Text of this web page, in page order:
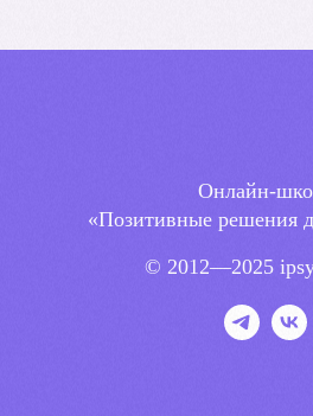
Онлайн-
«Позитивные решения
© 2012—2025